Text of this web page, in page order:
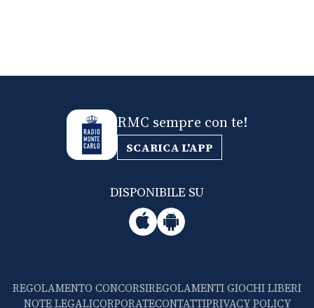
RMC sempre con te!
SCARICA L'APP
DISPONIBILE SU
REGOLAMENTO CONCORSIREGOLAMENTI GIOCHI LIBERI
NOTE LEGALICORPORATECONTATTIPRIVACY POLICY